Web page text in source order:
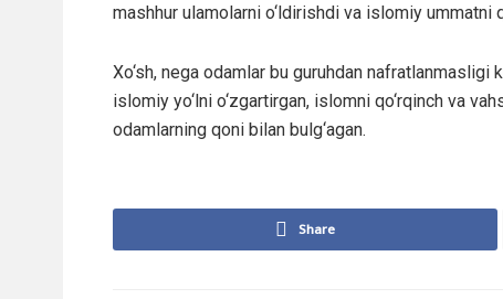
mashhur ulamolarni o‘ldirishdi va islomiy ummatni
Xo‘sh, nega odamlar bu guruhdan
islomiy yo‘lni o‘zgartirgan, islomni qo‘rqinch va
odamlarning qoni bilan bulg‘agan.
Share